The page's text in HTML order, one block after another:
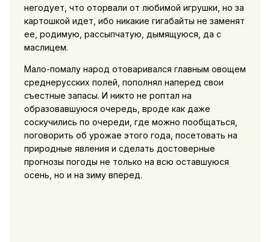
негодует, что оторвали от любимой игрушки, но за
картошкой идет, ибо никакие гигабайты не заменят
ее, родимую, рассыпчатую, дымящуюся, да с
маслицем.
Мало-помалу народ отоваривался главным овощем
среднерусских полей, пополнял наперед свои
съестные запасы. И никто не роптал на
образовавшуюся очередь, вроде как даже
соскучились по очереди, где можно пообщаться,
поговорить об урожае этого года, посетовать на
природные явления и сделать достоверные
прогнозы погоды не только на всю оставшуюся
осень, но и на зиму вперед.